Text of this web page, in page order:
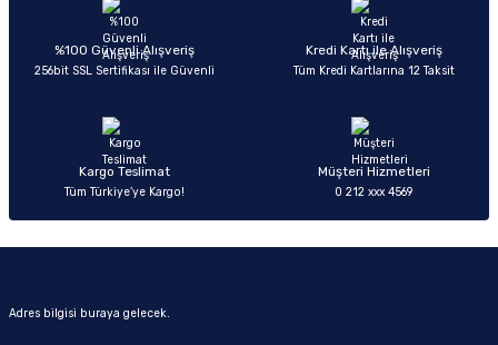
Ürün açıklamasında eksik bilgiler bulunuyor.
Ürün bilgilerinde hatalar bulunuyor.
Ürün fiyatı diğer sitelerden daha pahalı.
%100 Güvenli Alışveriş
256bit SSL Sertifikası ile Güvenli
Kredi Kartı ile Alışveriş
Tüm Kredi Kartlarına 12 Taksit
Kargo Teslimat
Tüm Türkiye’ye Kargo!
Müşteri Hizmetleri
0 212 xxx 4569
Adres bilgisi buraya gelecek.